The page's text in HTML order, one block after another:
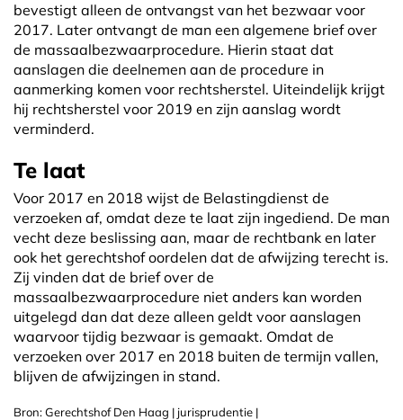
bevestigt alleen de ontvangst van het bezwaar voor
2017. Later ontvangt de man een algemene brief over
de massaalbezwaarprocedure. Hierin staat dat
aanslagen die deelnemen aan de procedure in
aanmerking komen voor rechtsherstel. Uiteindelijk krijgt
hij rechtsherstel voor 2019 en zijn aanslag wordt
verminderd.
Te laat
Voor 2017 en 2018 wijst de Belastingdienst de
verzoeken af, omdat deze te laat zijn ingediend. De man
vecht deze beslissing aan, maar de rechtbank en later
ook het gerechtshof oordelen dat de afwijzing terecht is.
Zij vinden dat de brief over de
massaalbezwaarprocedure niet anders kan worden
uitgelegd dan dat deze alleen geldt voor aanslagen
waarvoor tijdig bezwaar is gemaakt. Omdat de
verzoeken over 2017 en 2018 buiten de termijn vallen,
blijven de afwijzingen in stand.
Bron: Gerechtshof Den Haag | jurisprudentie |